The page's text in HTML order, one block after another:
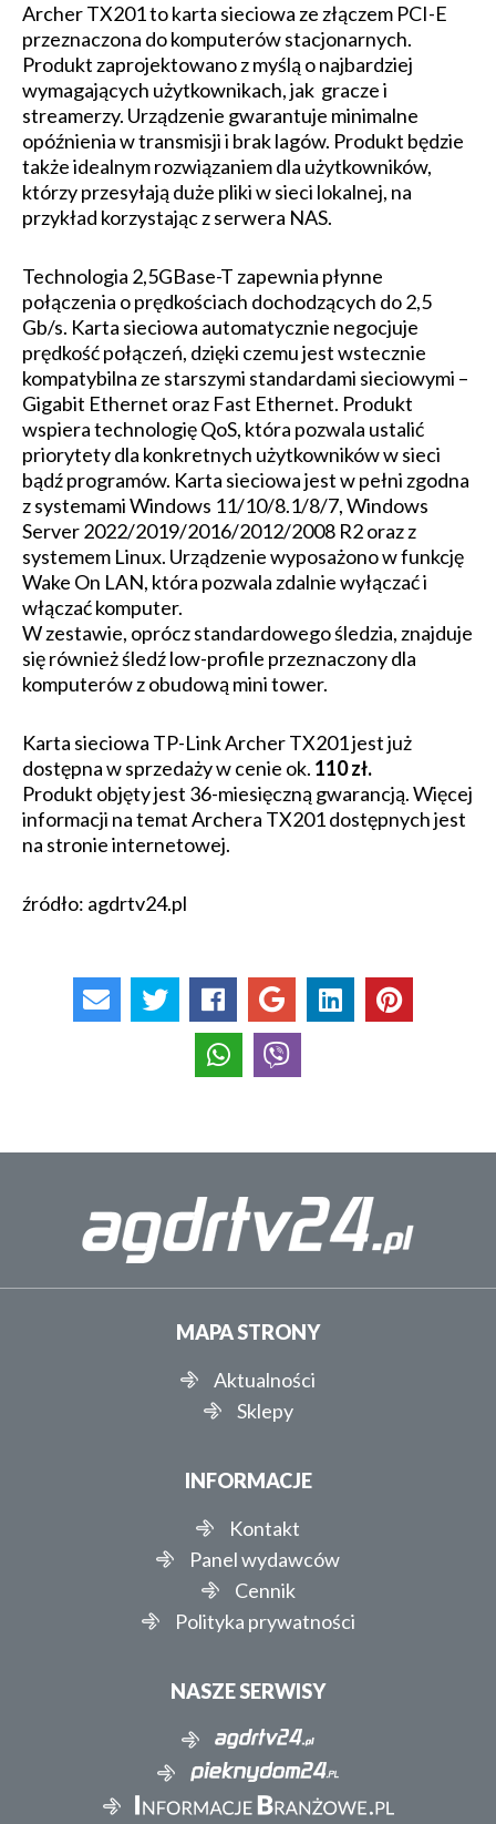
Archer TX201 to karta sieciowa ze złączem PCI-E
przeznaczona do komputerów stacjonarnych.
Produkt zaprojektowano z myślą o najbardziej
wymagających użytkownikach, jak gracze i
streamerzy. Urządzenie gwarantuje minimalne
opóźnienia w transmisji i brak lagów. Produkt będzie
także idealnym rozwiązaniem dla użytkowników,
którzy przesyłają duże pliki w sieci lokalnej, na
przykład korzystając z serwera NAS.
Technologia 2,5GBase-T zapewnia płynne
połączenia o prędkościach dochodzących do 2,5
Gb/s. Karta sieciowa automatycznie negocjuje
prędkość połączeń, dzięki czemu jest wstecznie
kompatybilna ze starszymi standardami sieciowymi –
Gigabit Ethernet oraz Fast Ethernet. Produkt
wspiera technologię QoS, która pozwala ustalić
priorytety dla konkretnych użytkowników w sieci
bądź programów. Karta sieciowa jest w pełni zgodna
z systemami Windows 11/10/8.1/8/7, Windows
Server 2022/2019/2016/2012/2008 R2 oraz z
systemem Linux. Urządzenie wyposażono w funkcję
Wake On LAN, która pozwala zdalnie wyłączać i
włączać komputer.
W zestawie, oprócz standardowego śledzia, znajduje
się również śledź low-profile przeznaczony dla
komputerów z obudową mini tower.
Karta sieciowa TP-Link Archer TX201 jest już
dostępna w sprzedaży w cenie ok. 110 zł.
Produkt objęty jest 36-miesięczną gwarancją. Więcej
informacji na temat Archera TX201 dostępnych jest
na stronie internetowej.
źródło: agdrtv24.pl
MAPA STRONY
Aktualności
Sklepy
INFORMACJE
Kontakt
Panel wydawców
Cennik
Polityka prywatności
NASZE SERWISY